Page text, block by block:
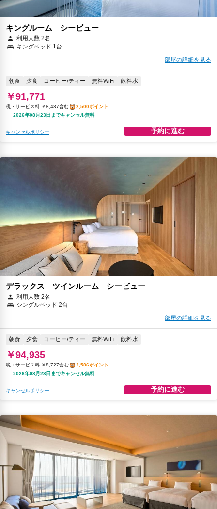
キングルーム シービュー
利用人数 2名
キングベッド 1台
部屋の詳細を見る
朝食 夕食 コーヒー/ティー 無料WiFi 飲料水
￥91,771
税・サービス料 ￥8,437含む
2,500ポイント
2026年08月23日までキャンセル無料
キャンセルポリシー 予約に進む
デラックス ツインルーム シービュー
利用人数 2名
シングルベッド 2台
部屋の詳細を見る
朝食 夕食 コーヒー/ティー 無料WiFi 飲料水
￥94,935
税・サービス料 ￥8,727含む
2,586ポイント
2026年08月23日までキャンセル無料
キャンセルポリシー 予約に進む